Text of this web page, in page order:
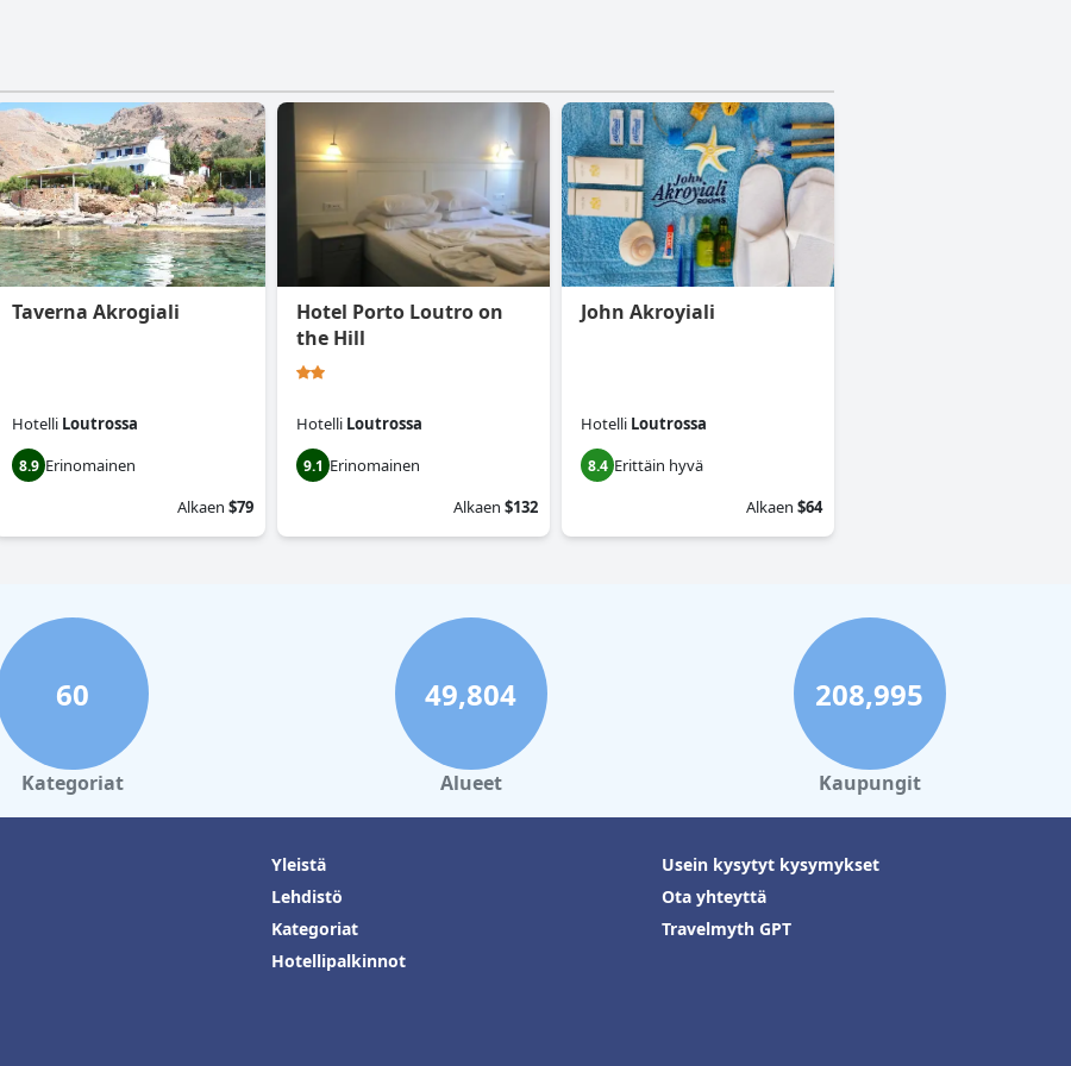
Taverna Akrogiali
Hotelli Loutrossa
8.9 Erinomainen
Alkaen $79
Hotel Porto Loutro on
the Hill
Hotelli Loutrossa
9.1 Erinomainen
Alkaen $132
John Akroyiali
Hotelli Loutrossa
8.4 Erittäin hyvä
Alkaen $64
60
Kategoriat
49,804
Alueet
208,995
Kaupungit
Yleistä
Lehdistö
Kategoriat
Hotellipalkinnot
Usein kysytyt kysymykset
Ota yhteyttä
Travelmyth GPT